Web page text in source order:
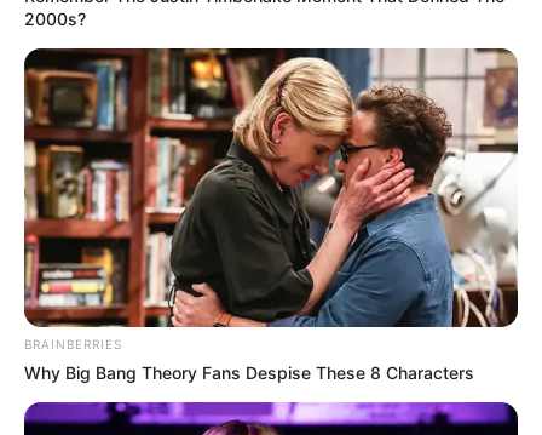
2000s?
BRAINBERRIES
Why Big Bang Theory Fans Despise These 8 Characters